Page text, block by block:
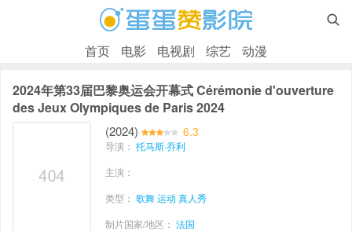

首页 电影 电视剧 综艺 动漫
2024年第33届巴黎奥运会开幕式 Cérémonie d'ouverture
des Jeux Olympiques de Paris 2024
(2024) 6.3
导演： 托马斯·乔利
主演：
类型： 歌舞运动 真人秀
制片国家/地区： 法国